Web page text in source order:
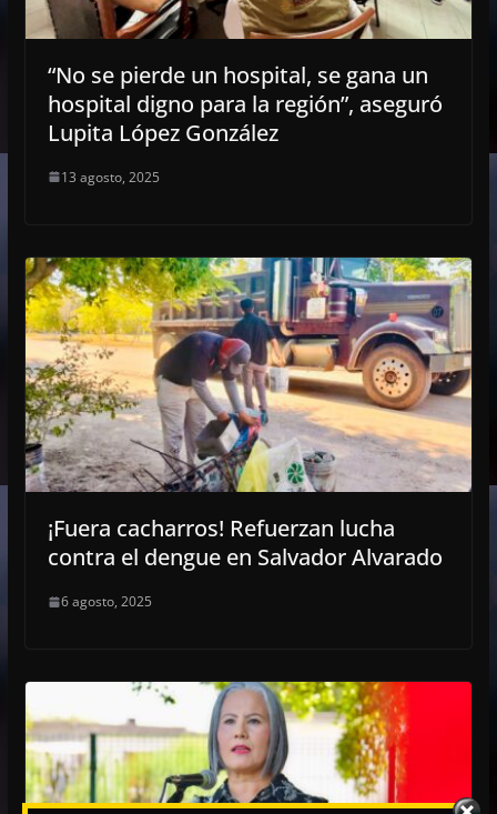
“No se pierde un hospital, se gana un
hospital digno para la región”, aseguró
Lupita López González
13 agosto, 2025
¡Fuera cacharros! Refuerzan lucha
contra el dengue en Salvador Alvarado
6 agosto, 2025